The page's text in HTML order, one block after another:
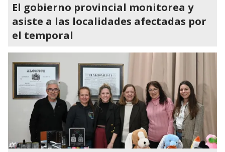
El gobierno provincial monitorea y
asiste a las localidades afectadas por
el temporal